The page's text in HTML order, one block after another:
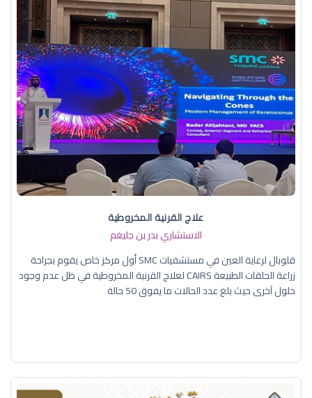
علاج القرنية المخروطية
الاستشاري بدر بن جليغم
قلوبال لرعاية العين في مستشفيات SMC أول مركز خاص يقوم بجراحة
زراعة الحلقات الطبيعة CAIRS لعلاج القرنية المخروطية في ظل عدم وجود
حلول آخرى حيث بلغ عدد الحالات ما يفوق 50 حالة